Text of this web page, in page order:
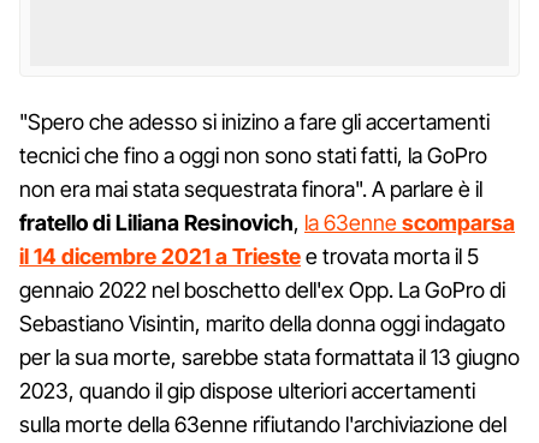
"Spero che adesso si inizino a fare gli accertamenti
tecnici che fino a oggi non sono stati fatti, la GoPro
non era mai stata sequestrata finora". A parlare è il
fratello di Liliana Resinovich, la 63ennescomparsa
il 14 dicembre 2021 a Triestee trovata morta il 5
gennaio 2022 nel boschetto dell'ex Opp. La GoPro di
Sebastiano Visintin, marito della donna oggi indagato
per la sua morte, sarebbe stata formattata il 13 giugno
2023, quando il gip dispose ulteriori accertamenti
sulla morte della 63enne rifiutando l'archiviazione del